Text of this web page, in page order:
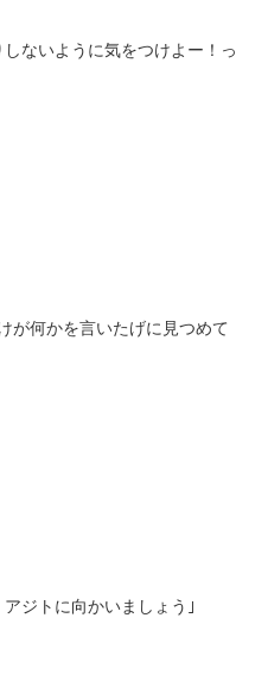
しないように気をつけよー！っ
が何かを言いたげに見つめて
ジトに向かいましょう｣